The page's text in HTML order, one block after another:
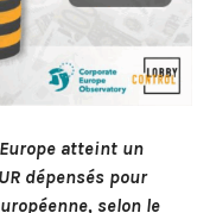
atteint un
dépensés pour
selon le